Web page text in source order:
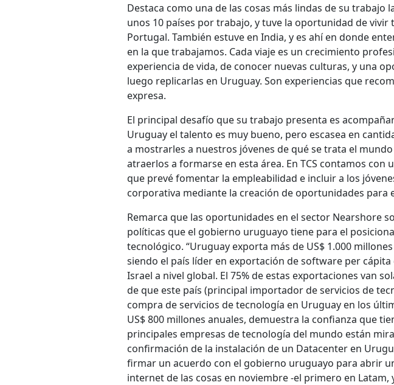
Destaca como una de las cosas más lindas de su trabajo
unos 10 países por trabajo, y tuve la oportunidad de vivir
Portugal. También estuve en India, y es ahí en donde
en la que trabajamos. Cada viaje es un crecimiento
experiencia de vida, de conocer nuevas culturas, y una
luego replicarlas en Uruguay. Son experiencias que
expresa.
El principal desafío que su trabajo presenta es
Uruguay el talento es muy bueno, pero escasea en
a mostrarles a nuestros jóvenes de qué se trata el
atraerlos a formarse en esta área. En TCS contamos con
que prevé fomentar la empleabilidad e incluir a los
corporativa mediante la creación de oportunidades para
Remarca que las oportunidades en el sector Nearshore
políticas que el gobierno uruguayo tiene para el
tecnológico. “Uruguay exporta más de US$ 1.000
siendo el país líder en exportación de software per
Israel a nivel global. El 75% de estas exportaciones van
de que este país (principal importador de servicios de
compra de servicios de tecnología en Uruguay en los
US$ 800 millones anuales, demuestra la confianza que
principales empresas de tecnología del mundo están
confirmación de la instalación de un Datacenter en
firmar un acuerdo con el gobierno uruguayo para abrir
internet de las cosas en noviembre -el primero en Latam,